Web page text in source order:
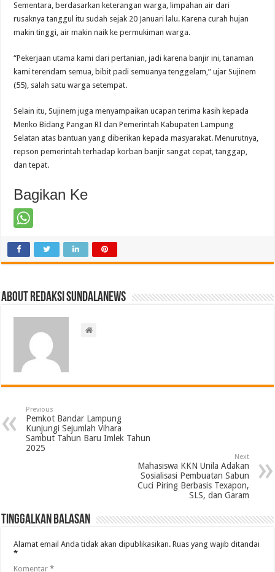
Sementara, berdasarkan keterangan warga, limpahan air dari
rusaknya tanggul itu sudah sejak 20 Januari lalu. Karena curah hujan
makin tinggi, air makin naik ke permukiman warga.
“Pekerjaan utama kami dari pertanian, jadi karena banjir ini, tanaman
kami terendam semua, bibit padi semuanya tenggelam,” ujar Sujinem
(55), salah satu warga setempat.
Selain itu, Sujinem juga menyampaikan ucapan terima kasih kepada
Menko Bidang Pangan RI dan Pemerintah Kabupaten Lampung
Selatan atas bantuan yang diberikan kepada masyarakat. Menurutnya,
repson pemerintah terhadap korban banjir sangat cepat, tanggap,
dan tepat.
Bagikan Ke
About Redaksi Sundalanews
Previous
Pemkot Bandar Lampung
Kunjungi Sejumlah Vihara
Sambut Tahun Baru Imlek Tahun
2025
Next
Mahasiswa KKN Unila Adakan
Sosialisasi Pembuatan Sabun
Cuci Piring Berbasis Texapon,
SLS, dan Garam
Tinggalkan Balasan
Alamat email Anda tidak akan dipublikasikan. Ruas yang wajib ditandai
*
Komentar*